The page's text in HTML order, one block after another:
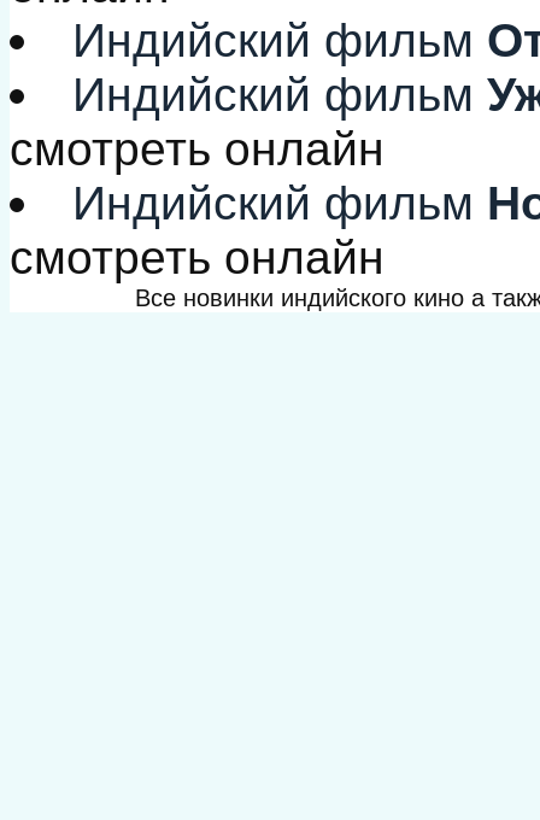
Индийский фильм
Индийский фильм
смотреть онлайн
Индийский фильм
смотреть онлайн
Все новинки индийского кино а